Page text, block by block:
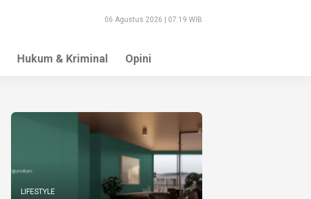
06 Agustus 2026 | 07:19 WIB
Hukum & Kriminal Opini
LIFESTYLE